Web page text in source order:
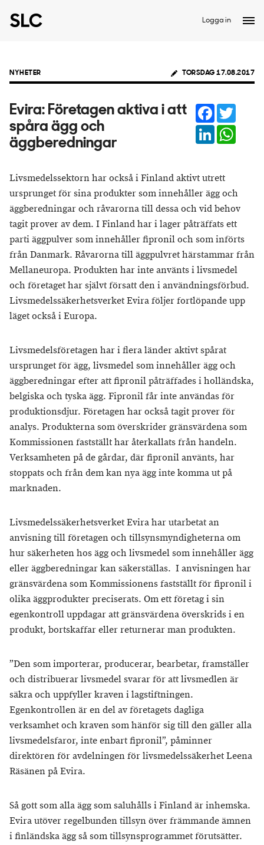
Logga in
NYHETER TORSDAG 17.08.2017
Evira: Företagen aktiva i att
spåra ägg och
äggberedningar
Facebook
LinkedIn
Livsmedelssektorn har också i Finland aktivt utrett
ursprunget för sina produkter som innehåller ägg och
äggberedningar och råvarorna till dessa och vid behov
tagit prover av dem. I Finland har i lager påträffats ett
parti äggpulver som innehåller fipronil och som införts
från Danmark. Råvarorna till äggpulvret härstammar från
Mellaneuropa. Produkten har inte använts i livsmedel
och företaget har självt försatt den i användningsförbud.
Livsmedelssäkerhetsverket Evira följer fortlöpande upp
läget också i Europa.
Livsmedelsföretagen har i flera länder aktivt spårat
ursprunget för ägg, livsmedel som innehåller ägg och
äggberedningar efter att fipronil påträffades i holländska,
belgiska och tyska ägg. Fipronil får inte användas för
produktionsdjur. Företagen har också tagit prover för
analys. Produkterna som överskrider gränsvärdena som
Kommissionen fastställt har återkallats från handeln.
Verksamheten på de gårdar, där fipronil använts, har
stoppats och från dem kan nya ägg inte komma ut på
marknaden.
Livsmedelssäkerhetsverket Evira har utarbetat an
anvisning till företagen och tillsynsmyndigheterna om
hur säkerheten hos ägg och livsmedel som innehåller ägg
eller äggberedningar kan säkerställas. I anvisningen har
gränsvärdena som Kommissionens fastställt för fipronil i
olika äggprodukter preciserats. Om ett företag i sin
egenkontroll uppdagar att gränsvärdena överskrids i en
produkt, bortskaffar eller returnerar man produkten.
”Den som importerar, producerar, bearbetar, framställer
och distribuerar livsmedel svarar för att livsmedlen är
säkra och uppfyller kraven i lagstiftningen.
Egenkontrollen är en del av företagets dagliga
verksamhet och kraven som hänför sig till den gäller alla
livsmedelsfaror, inte enbart fipronil”, påminner
direktören för avdelningen för livsmedelssäkerhet Leena
Räsänen på Evira.
Så gott som alla ägg som saluhålls i Finland är inhemska.
Evira utöver regelbunden tillsyn över främmande ämnen
i finländska ägg så som tillsynsprogrammet förutsätter.